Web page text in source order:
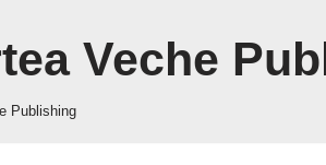
Veche
Publishing